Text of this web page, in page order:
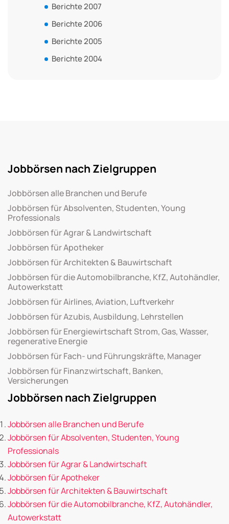
Berichte 2007
Berichte 2006
Berichte 2005
Berichte 2004
Jobbörsen nach Zielgruppen
Jobbörsen alle Branchen und Berufe
Jobbörsen für Absolventen, Studenten, Young
Professionals
Jobbörsen für Agrar & Landwirtschaft
Jobbörsen für Apotheker
Jobbörsen für Architekten & Bauwirtschaft
Jobbörsen für die Automobilbranche, KfZ, Autohändler,
Autowerkstatt
Jobbörsen für Airlines, Aviation, Luftverkehr
Jobbörsen für Azubis, Ausbildung, Lehrstellen
Jobbörsen für Energiewirtschaft Strom, Gas, Wasser,
regenerative Energie
Jobbörsen für Fach- und Führungskräfte, Manager
Jobbörsen für Finanzwirtschaft, Banken,
Versicherungen
Jobbörsen nach Zielgruppen
Jobbörsen alle Branchen und Berufe
Jobbörsen für Absolventen, Studenten, Young
Professionals
Jobbörsen für Agrar & Landwirtschaft
Jobbörsen für Apotheker
Jobbörsen für Architekten & Bauwirtschaft
Jobbörsen für die Automobilbranche, KfZ, Autohändler,
Autowerkstatt